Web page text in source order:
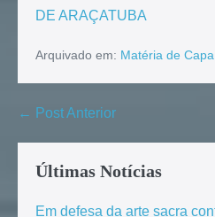
DE ARAÇATUBA
Arquivado em: Matéria de Capa
← Post Anterior
Últimas Notícias
Em defesa da arte sacra